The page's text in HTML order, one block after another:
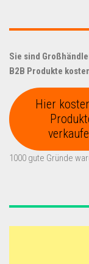
Sie sind
B2B Produkte
Hier
1000 gute Gründe